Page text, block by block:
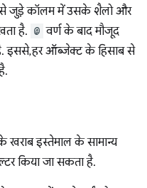
जुड़े कॉलम में उसके शैलो और
है. @ वर्ण के बाद मौजूद
इससे, हर ऑब्जेक्ट के हिसाब से
खराब इस्तेमाल के सामान्य
किया जा सकता है.